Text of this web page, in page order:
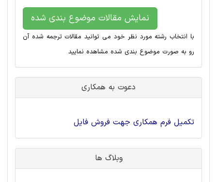
نمایش مقالات موضوع بندی شده
با انتخاب رشته مورد نظر خود می توانید مقالات ترجمه شده آن
رو به صورت موضوع بندی شده مشاهده نمایید
دعوت به همکاری
تکمیل فرم همکاری جهت فروش فایل
وبلاگ ها